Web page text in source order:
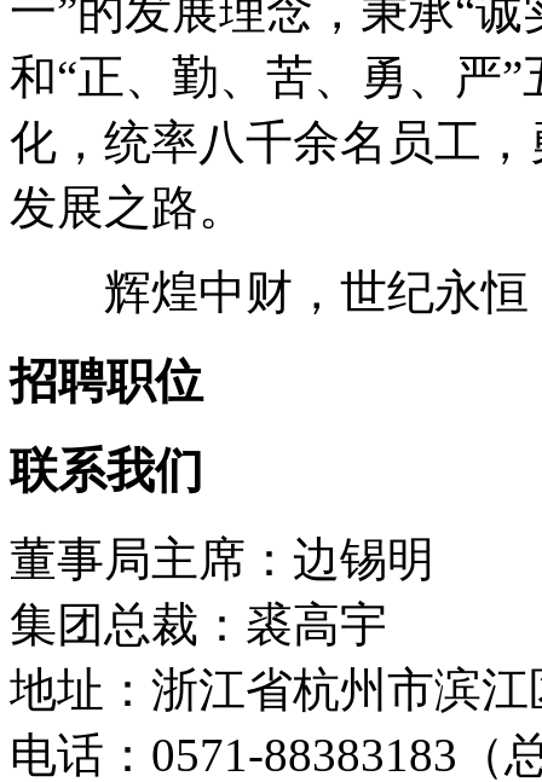
一”的发展理念，秉承“
和“正、勤、苦、勇、严
化，统率八千余名员工
发展之路。
辉煌中财，世纪永恒
招聘职位
联系我们
董事局主席：边锡明
集团总裁：裘高宇
地址：浙江省杭州市滨
电话：0571-88383183（